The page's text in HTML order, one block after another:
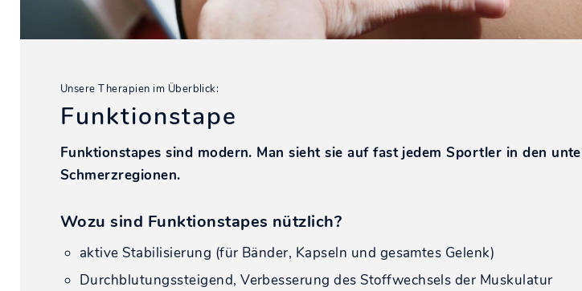
Unsere Therapien im Überblick:
Funktionstape
Funktionstapes sind modern. Man sieht sie auf fast jedem Sportler in den
Schmerzregionen.
Wozu sind Funktionstapes nützlich?
aktive Stabilisierung (für Bänder, Kapseln und gesamtes Gelenk)
Durchblutungssteigend, Verbesserung des Stoffwechsels der Muskulatur